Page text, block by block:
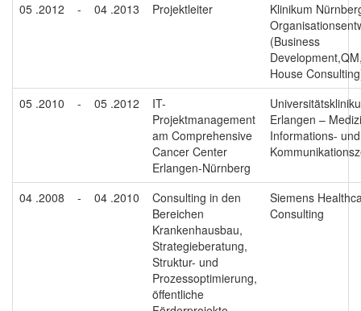
05 .2012
- 04 .2013 Projektleiter
Klinikum
(Business
House
05 .2010
- 05 .2012
IT-
Projektmanagement
am Comprehensive
Cancer Center
Erlangen-Nürnberg
Erlangen –
Informations- und
04 .2008 - 04 .2010
Consulting in den
Bereichen
Krankenhausbau,
Strategieberatung,
Struktur- und
Prozessoptimierung,
öffentliche
Siemens
Consulting